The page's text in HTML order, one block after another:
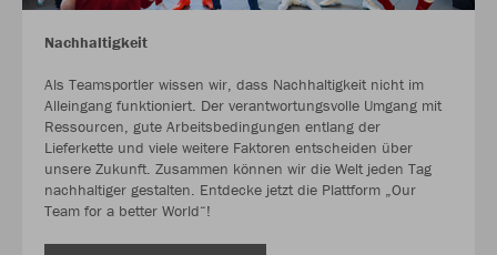
Nachhaltigkeit
Als Teamsportler wissen wir, dass Nachhaltigkeit nicht im
Alleingang funktioniert. Der verantwortungsvolle Umgang mit
Ressourcen, gute Arbeitsbedingungen entlang der
Lieferkette und viele weitere Faktoren entscheiden über
unsere Zukunft. Zusammen können wir die Welt jeden Tag
nachhaltiger gestalten. Entdecke jetzt die Plattform „Our
Team for a better World“!